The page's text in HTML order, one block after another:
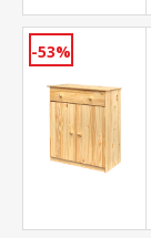
-53%